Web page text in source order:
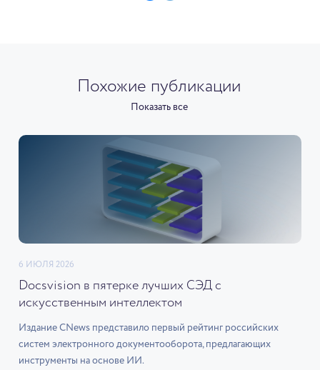
Похожие публикации
Показать все
6 ИЮЛЯ 2026
Docsvision в пятерке лучших СЭД с
искусственным интеллектом
Издание CNews представило первый рейтинг российских
систем электронного документооборота, предлагающих
инструменты на основе ИИ.